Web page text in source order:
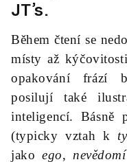
JT’s.
Během čtení se
místy až
opakování frází
posilují také
inteligencí. Básně
(typicky vztah k ty
jakoego, nevědomí